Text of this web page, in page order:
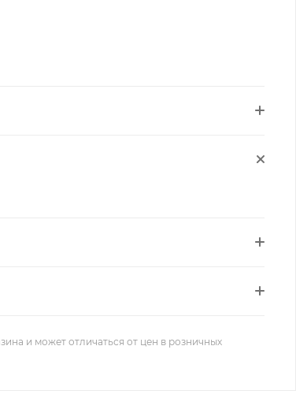
и может отличаться от цен в розничных